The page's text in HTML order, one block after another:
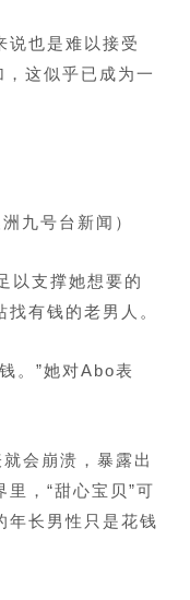
说也是难以接受
，这似乎已成为一
九号台新闻）
以支撑她想要的
有钱的老男人。
。”她对Abo表
会崩溃，暴露出
，“甜心宝贝”可
年长男性只是花钱